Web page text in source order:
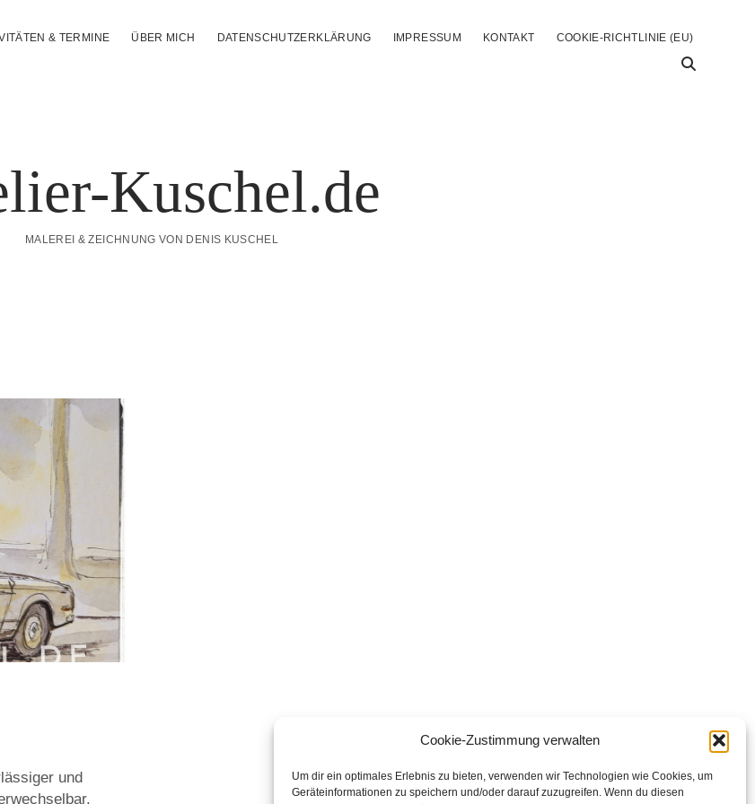
Cookie-Zustimmung verwalten
Um dir ein optimales Erlebnis zu bieten, verwenden wir Technologien wie Cookies, um
Geräteinformationen zu speichern und/oder darauf zuzugreifen. Wenn du diesen
& TERMINE ÜBER MICH DATENSCHUTZERKLÄRUNG IMPRESSUM KONTAKT COOKIE-RICHTLINIE (EU)
Kuschel.de
MALEREI & ZEICHNUNG VON DENIS KUSCHEL
und